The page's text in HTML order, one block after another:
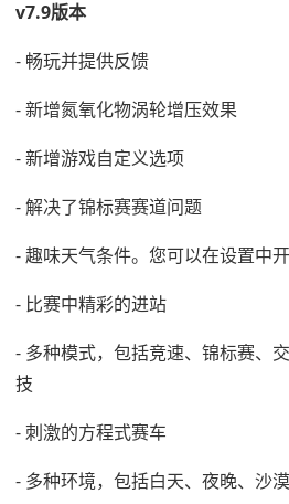
v7.9版本
- 畅玩并提供反馈
- 新增氮氧化物涡轮增压效果
- 新增游戏自定义选项
- 解决了锦标赛赛道问题
- 趣味天气条件。您可以在设置中
- 比赛中精彩的进站
- 多种模式，包括竞速、锦标赛、
技
- 刺激的方程式赛车
- 多种环境，包括白天、夜晚、沙